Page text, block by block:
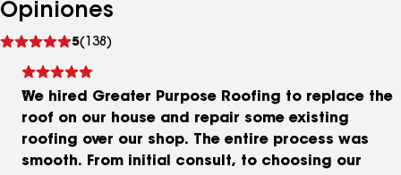
Opiniones
5(138)
comentarios
We hired Greater Purpose Roofing to replace the
roof on our house and repair some existing
roofing over our shop. The entire process was
smooth. From initial consult, to choosing our